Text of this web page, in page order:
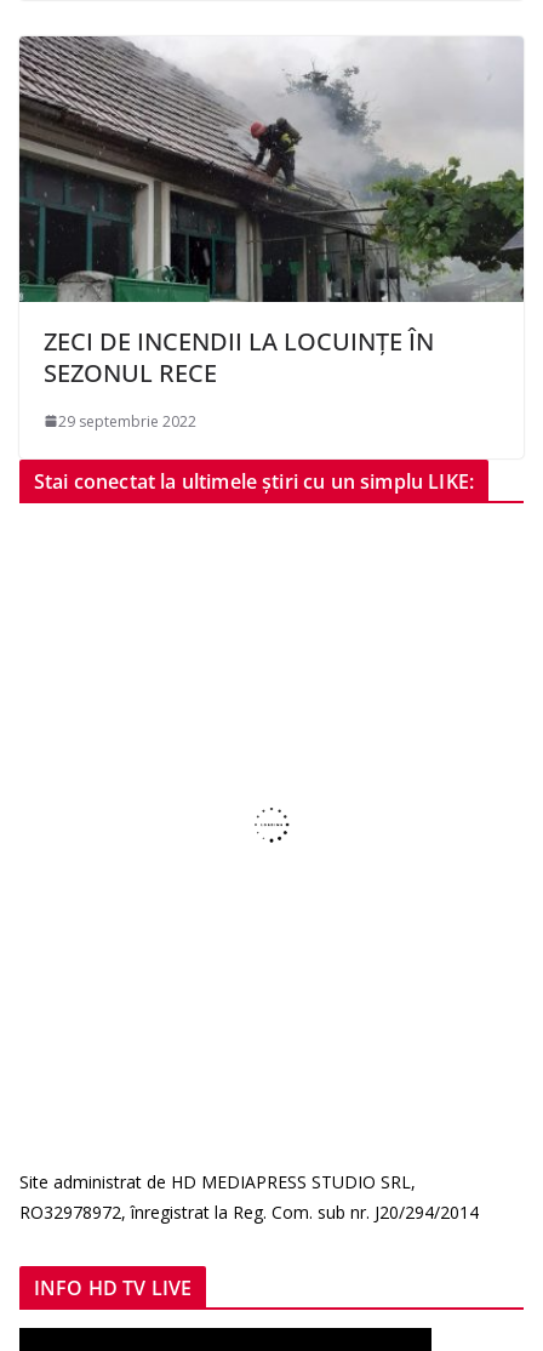
ZECI DE INCENDII LA LOCUINȚE ÎN
SEZONUL RECE
29 septembrie 2022
Stai conectat la ultimele știri cu un simplu LIKE:
Site administrat de HD MEDIAPRESS STUDIO SRL,
RO32978972, înregistrat la Reg. Com. sub nr. J20/294/2014
INFO HD TV LIVE